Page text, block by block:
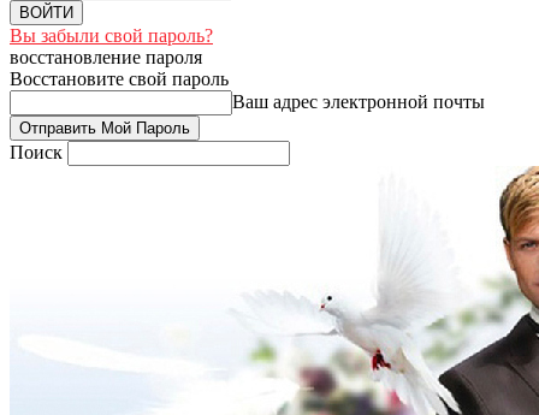
Вы забыли свой пароль?
восстановление пароля
Восстановите свой пароль
Ваш адрес электронной почты
Поиск